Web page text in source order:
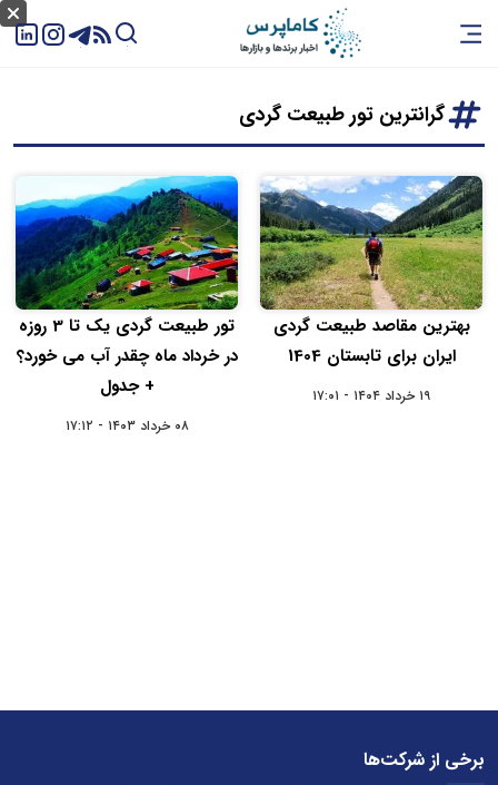
گرانترین تور طبیعت گردی
بهترین مقاصد طبیعت گردی
ایران برای تابستان 1404
۱۹ خرداد ۱۴۰۴ - ۱۷:۰۱
تور طبیعت گردی یک تا 3 روزه
در خرداد ماه چقدر آب می خورد؟
+ جدول
۰۸ خرداد ۱۴۰۳ - ۱۷:۱۲
برخی از شرکت‌ها